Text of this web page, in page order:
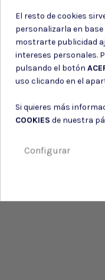
Consiento el uso de
de su entidad.
El resto de cookies
personalizarla en
mostrarte publicidad
intereses personales.
pulsando el botón
uso clicando en el
Si quieres más
COOKIES de nuestra
Configurar